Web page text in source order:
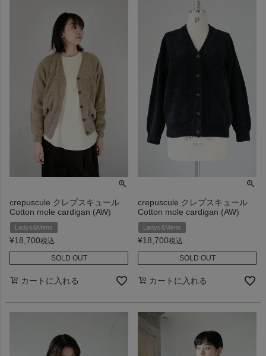
crepuscule クレプスキュール
Cotton mole cardigan (AW)
Ladys&Mens
¥18,700税込
SOLD OUT
カートに入れる
crepuscule クレプスキュール
Cotton mole cardigan (AW)
Ladys&Mens
¥18,700税込
SOLD OUT
カートに入れる